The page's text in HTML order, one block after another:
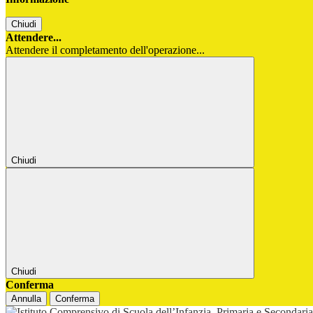
Chiudi
Attendere...
Attendere il completamento dell'operazione...
Chiudi
Chiudi
Conferma
Annulla Conferma